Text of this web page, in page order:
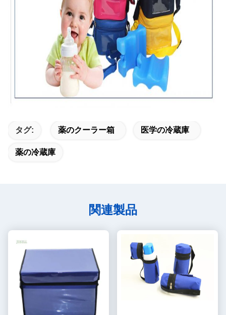
タグ: 薬のクーラー箱 医学の冷蔵庫
薬の冷蔵庫
関連製品